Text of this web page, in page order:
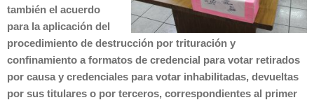
también el acuerdo
para la aplicación del
procedimiento de destrucción por trituración y
confinamiento a formatos de credencial para votar retirados
por causa y credenciales para votar inhabilitadas, devueltas
por sus titulares o por terceros, correspondientes al primer